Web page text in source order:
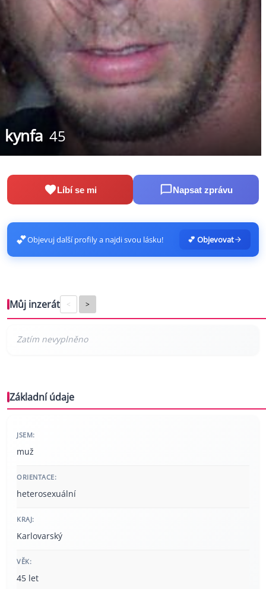
kynfa 45
Líbí se mi Napsat zprávu
💕Objevuj další profily a najdi svou lásku! 💕 Objevovat
Můj inzerát < >
Základní údaje
JSEM:
muž
ORIENTACE:
heterosexuální
KRAJ:
Karlovarský
VĚK:
45 let